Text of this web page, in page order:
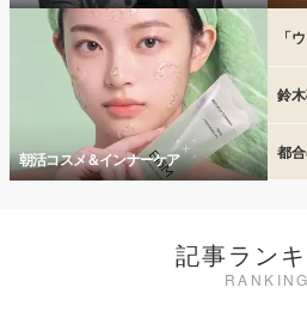
朝活コスメ＆インナーケア
「
鈴
都
記事ラン
RANKING